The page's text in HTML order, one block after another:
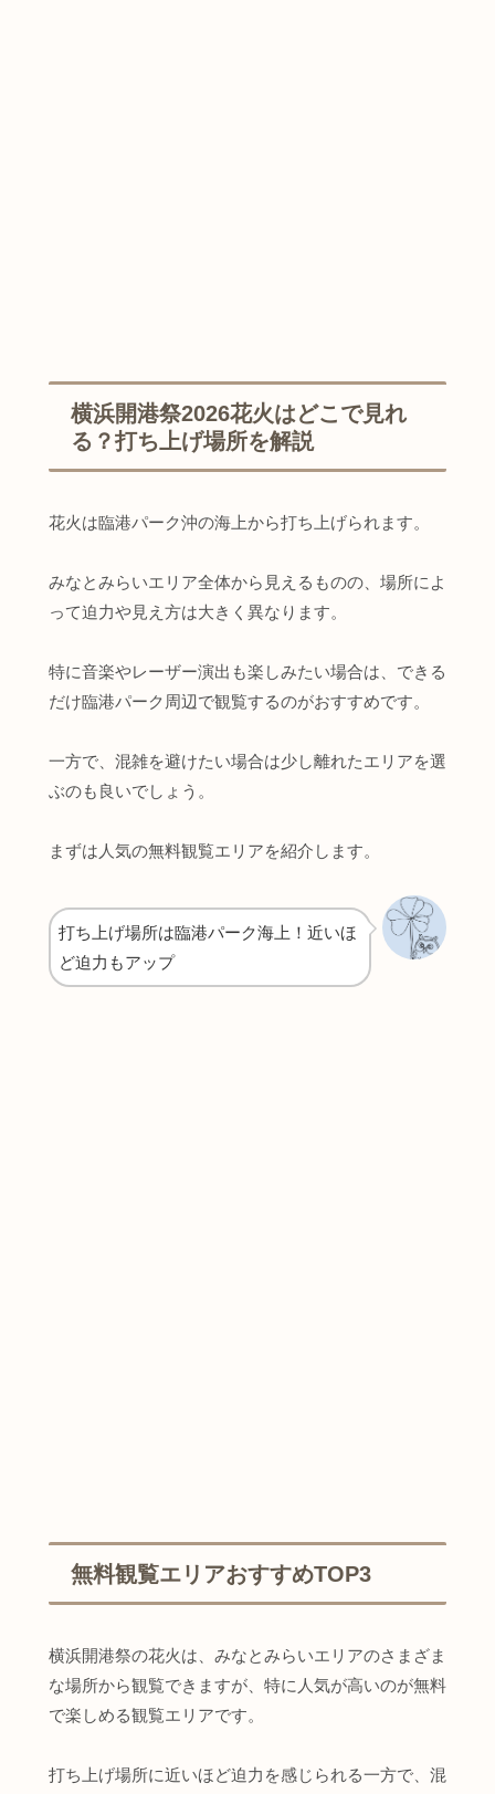
横浜開港祭2026花火はどこで見れ
る？打ち上げ場所を解説
花火は臨港パーク沖の海上から打ち上げられます。
みなとみらいエリア全体から見えるものの、場所によ
って迫力や見え方は大きく異なります。
特に音楽やレーザー演出も楽しみたい場合は、できる
だけ臨港パーク周辺で観覧するのがおすすめです。
一方で、混雑を避けたい場合は少し離れたエリアを選
ぶのも良いでしょう。
まずは人気の無料観覧エリアを紹介します。
打ち上げ場所は臨港パーク海上！近いほ
ど迫力もアップ
無料観覧エリアおすすめTOP3
横浜開港祭の花火は、みなとみらいエリアのさまざま
な場所から観覧できますが、特に人気が高いのが無料
で楽しめる観覧エリアです。
打ち上げ場所に近いほど迫力を感じられる一方で、混